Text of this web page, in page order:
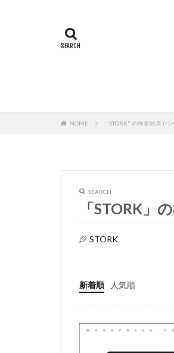
HOME "STORK" の検索結果 (ペ
SEARCH
「STORK」
STORK
新着順 人気順